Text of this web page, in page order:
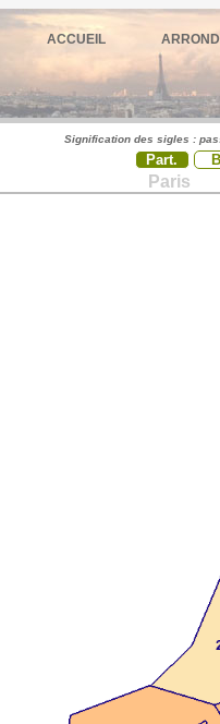
ACCUEIL
Signification des sigles :
Part.
Paris